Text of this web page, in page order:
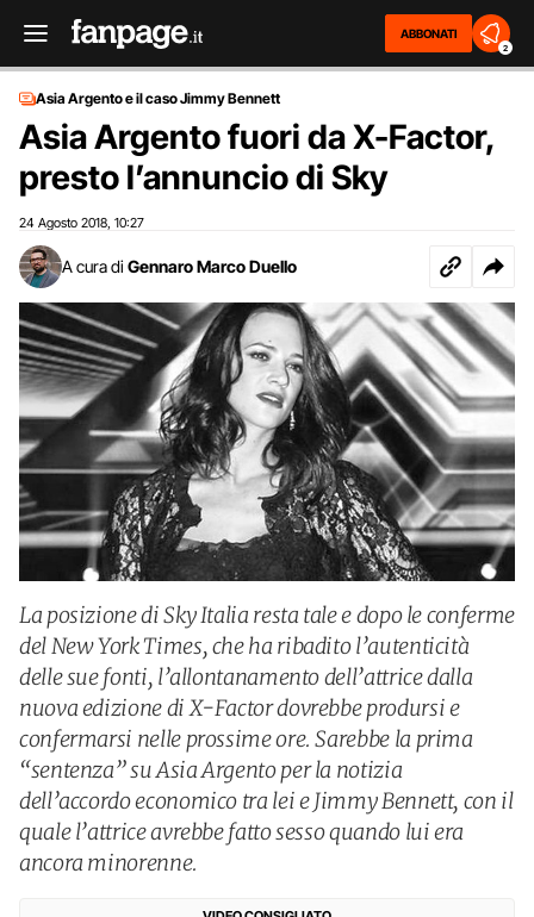
ABBONATI
2
Asia Argento e il caso Jimmy Bennett
Asia Argento fuori da X-Factor,
presto l’annuncio di Sky
24 Agosto 2018 10:27
A cura di Gennaro Marco Duello
La posizione di Sky Italia resta tale e dopo le conferme
del New York Times, che ha ribadito l’autenticità
delle sue fonti, l’allontanamento dell’attrice dalla
nuova edizione di X-Factor dovrebbe prodursi e
confermarsi nelle prossime ore. Sarebbe la prima
“sentenza” su Asia Argento per la notizia
dell’accordo economico tra lei e Jimmy Bennett, con il
quale l’attrice avrebbe fatto sesso quando lui era
ancora minorenne.